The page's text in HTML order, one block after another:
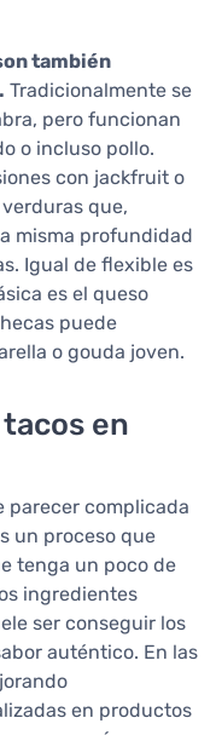
también
Tradicionalmente se
pero funcionan
o incluso pollo.
con jackfruit o
que,
misma profundidad
Igual de flexible es
es el queso
puede
o gouda joven.
en
parecer complicada
un proceso que
tenga un poco de
ingredientes
ser conseguir los
auténtico. En las
en productos